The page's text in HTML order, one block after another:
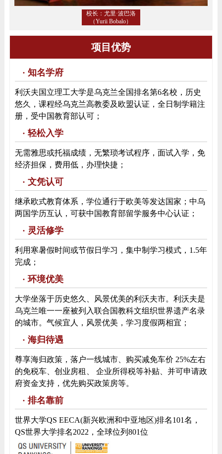
校长：尤里·波巴洛
（Yurii Bobalo）
项目优势
· 知名学府
利沃夫国立理工大学是乌克兰全国排名第6名校，历史
悠久，课程经乌克兰高教委及欧盟认证，全日制学籍注
册，受中国教育部认可；
· 轻松入学
无需雅思或托福成绩，无繁琐考试程序，面试入学，免
经济担保，费用低，办理快捷；
· 文凭认可
继承欧式教育体系，学位通行于欧美等发达国家；中乌
两国学历互认，可获中国教育部留学服务中心认证；
· 灵活修学
利用寒暑假时间或节假日学习，集中制学习模式，1.5年
完成；
· 环境优美
大学坐落于历史悠久、风景优美的利沃夫市。利沃夫是
乌克兰唯一一座被列入联合国教科文组织世界遗产名录
的城市。气候宜人，风景优美，学习度假两相宜；
· 海归待遇
尊享海归政策，落户一线城市、购买减免车价 25%左右
的免税车、创业房租、 企业所得税等补贴、并可申请政
府资金支持，优先购买政策房等。
· 排名靠前
世界大学QS EECA(新兴欧洲和中亚地区)排名101名，
QS世界大学排名2022，全球位列801位